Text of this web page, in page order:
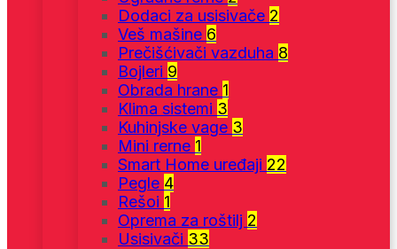
Dodaci za usisivače 2
Veš mašine 6
Prečišćivači vazduha 8
Bojleri 9
Obrada hrane 1
Klima sistemi 3
Kuhinjske vage 3
Mini rerne 1
Smart Home uređaji 22
Pegle 4
Rešoi 1
Oprema za roštilj 2
Usisivači 33